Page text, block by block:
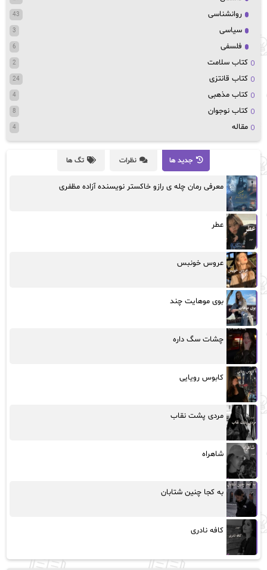
روانشناسی 43
سیاسی 3
فلسفی 6
کتاب سلامت 2
کتاب قانتزی 24
کتاب مذهبی 4
کتاب نوجوان 8
مقاله 4
جدید ها نظرات تگ ها
معرفی رمان چله ی رازو خاکستر نویسنده آزاده مظفری
عطر
عروس خونبس
بوی موهایت چند
چشات سگ داره
کابوس رویایی
مردی پشت نقاب
شاهراه
به کجا چنین شتابان
کافه نادری